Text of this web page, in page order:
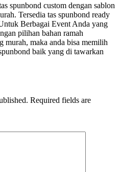
spunbond custom dengan sablon
Tersedia tas spunbond ready
Berbagai Event Anda yang
pilihan bahan ramah
murah, maka anda bisa memilih
baik yang di tawarkan
Required fields are